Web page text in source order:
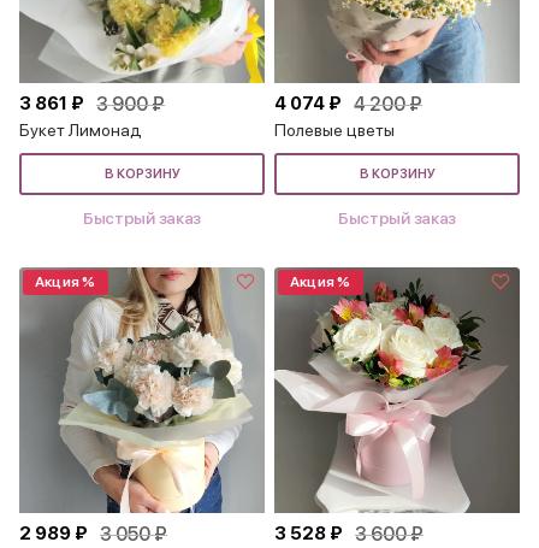
3 861 ₽ 3 900 ₽
Букет Лимонад
В КОРЗИНУ
Быстрый заказ
4 074 ₽ 4 200 ₽
Полевые цветы
В КОРЗИНУ
Быстрый заказ
Акция %
2 989 ₽ 3 050 ₽
Акция %
3 528 ₽ 3 600 ₽